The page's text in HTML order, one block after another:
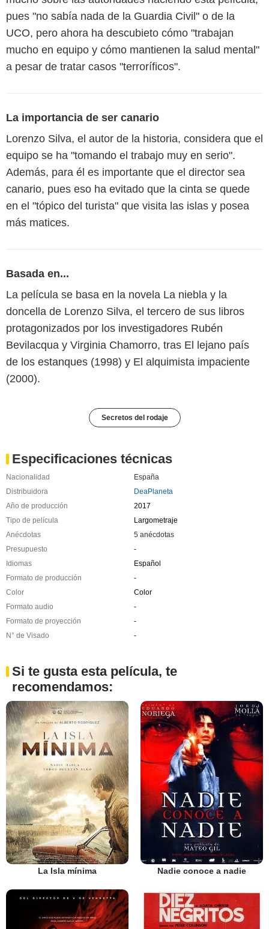
pues "no sabía nada de la Guardia Civil" o de la
UCO, pero ahora ha descubieto cómo "trabajan
mucho en equipo y cómo mantienen la salud mental"
a pesar de tratar casos "terroríficos".
La importancia de ser canario
Lorenzo Silva, el autor de la historia, considera que el
equipo se ha "tomando el trabajo muy en serio".
Además, para él es importante que el director sea
canario, pues eso ha evitado que la cinta se quede
en el "tópico del turista" que visita las islas y posea
más matices.
Basada en...
La película se basa en la novela La niebla y la
doncella de Lorenzo Silva, el tercero de sus libros
protagonizados por los investigadores Rubén
Bevilacqua y Virginia Chamorro, tras El lejano país
de los estanques (1998) y El alquimista impaciente
(2000).
Secretos del rodaje
Especificaciones técnicas
Nacionalidad
España
Distribuidora
DeaPlaneta
Año de producción
2017
Tipo de película
Largometraje
Anécdotas
5 anécdotas
Presupuesto
-
Idiomas
Español
Formato de producción
-
Color
Color
Formato audio
-
Formato de proyección
-
N° de Visado
-
Si te gusta esta película, te
recomendamos:
La Isla mínima Nadie conoce a nadie